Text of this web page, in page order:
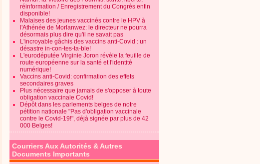
réinformation / Enregistrement du Congrès enfin
disponible!
Malaises des jeunes vaccinés contre le HPV à
l'Athénée de Morlanwez: le directeur ne pourra
désormais plus dire qu'il ne savait pas
L'incroyable gâchis des vaccins anti-Covid : un
désastre in-con-tes-ta-ble!
L'eurodéputée Virginie Joron révèle la feuille de
route européenne sur la santé et l'identité
numérique!
Vaccins anti-Covid: confirmation des effets
secondaires graves
Plus nécessaire que jamais de s'opposer à toute
obligation vaccinale Covid!
Dépôt dans les parlements belges de notre
pétition nationale "Pas d'obligation vaccinale
contre le Covid-19!", déjà signée par plus de 42
000 Belges!
Courriers Aux Autorités & Autres
Documents Importants